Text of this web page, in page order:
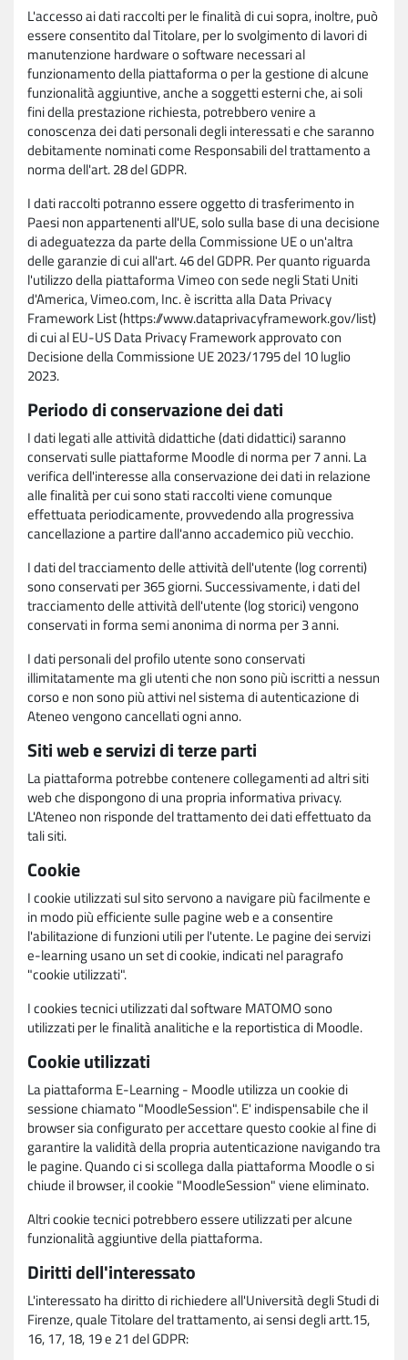
L'accesso ai dati raccolti per le finalità di cui sopra, inoltre, può
essere consentito dal Titolare, per lo svolgimento di lavori di
manutenzione hardware o software necessari al
funzionamento della piattaforma o per la gestione di alcune
funzionalità aggiuntive, anche a soggetti esterni che, ai soli
fini della prestazione richiesta, potrebbero venire a
conoscenza dei dati personali degli interessati e che saranno
debitamente nominati come Responsabili del trattamento a
norma dell'art. 28 del GDPR.
I dati raccolti potranno essere oggetto di trasferimento in
Paesi non appartenenti all'UE, solo sulla base di una decisione
di adeguatezza da parte della Commissione UE o un'altra
delle garanzie di cui all'art. 46 del GDPR. Per quanto riguarda
l'utilizzo della piattaforma Vimeo con sede negli Stati Uniti
d'America, Vimeo.com, Inc. è iscritta alla Data Privacy
Framework List (https://www.dataprivacyframework.gov/list)
di cui al EU-US Data Privacy Framework approvato con
Decisione della Commissione UE 2023/1795 del 10 luglio
2023.
Periodo di conservazione dei dati
I dati legati alle attività didattiche (dati didattici) saranno
conservati sulle piattaforme Moodle di norma per 7 anni. La
verifica dell'interesse alla conservazione dei dati in relazione
alle finalità per cui sono stati raccolti viene comunque
effettuata periodicamente, provvedendo alla progressiva
cancellazione a partire dall'anno accademico più vecchio.
I dati del tracciamento delle attività dell'utente (log correnti)
sono conservati per 365 giorni. Successivamente, i dati del
tracciamento delle attività dell'utente (log storici) vengono
conservati in forma semi anonima di norma per 3 anni.
I dati personali del profilo utente sono conservati
illimitatamente ma gli utenti che non sono più iscritti a nessun
corso e non sono più attivi nel sistema di autenticazione di
Ateneo vengono cancellati ogni anno.
Siti web e servizi di terze parti
La piattaforma potrebbe contenere collegamenti ad altri siti
web che dispongono di una propria informativa privacy.
L'Ateneo non risponde del trattamento dei dati effettuato da
tali siti.
Cookie
I cookie utilizzati sul sito servono a navigare più facilmente e
in modo più efficiente sulle pagine web e a consentire
l'abilitazione di funzioni utili per l'utente. Le pagine dei servizi
e-learning usano un set di cookie, indicati nel paragrafo
"cookie utilizzati".
I cookies tecnici utilizzati dal software MATOMO sono
utilizzati per le finalità analitiche e la reportistica di Moodle.
Cookie utilizzati
La piattaforma E-Learning - Moodle utilizza un cookie di
sessione chiamato "MoodleSession". E' indispensabile che il
browser sia configurato per accettare questo cookie al fine di
garantire la validità della propria autenticazione navigando tra
le pagine. Quando ci si scollega dalla piattaforma Moodle o si
chiude il browser, il cookie "MoodleSession" viene eliminato.
Altri cookie tecnici potrebbero essere utilizzati per alcune
funzionalità aggiuntive della piattaforma.
Diritti dell'interessato
L'interessato ha diritto di richiedere all'Università degli Studi di
Firenze, quale Titolare del trattamento, ai sensi degli artt.15,
16, 17, 18, 19 e 21 del GDPR: